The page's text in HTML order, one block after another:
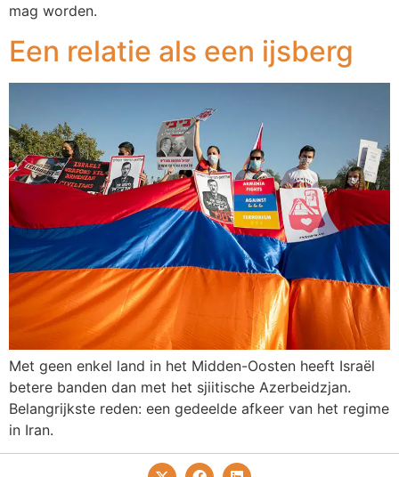
mag worden.
Een relatie als een ijsberg
Met geen enkel land in het Midden-Oosten heeft Israël
betere banden dan met het sjiitische Azerbeidzjan.
Belangrijkste reden: een gedeelde afkeer van het regime
in Iran.